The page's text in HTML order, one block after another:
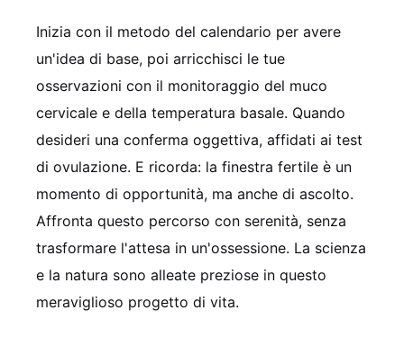
Inizia con il metodo del calendario per avere
un'idea di base, poi arricchisci le tue
osservazioni con il monitoraggio del muco
cervicale e della temperatura basale. Quando
desideri una conferma oggettiva, affidati ai test
di ovulazione. E ricorda: la finestra fertile è un
momento di opportunità, ma anche di ascolto.
Affronta questo percorso con serenità, senza
trasformare l'attesa in un'ossessione. La scienza
e la natura sono alleate preziose in questo
meraviglioso progetto di vita.